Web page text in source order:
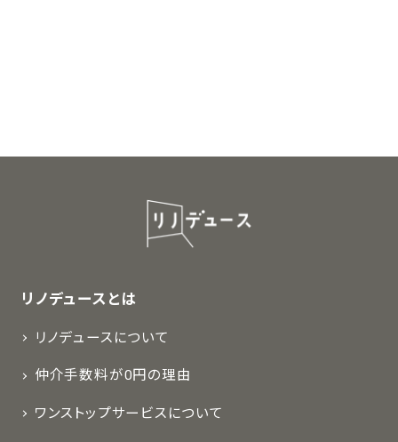
リノデュースとは
リノデュースについて
仲介手数料が0円の理由
ワンストップサービスについて